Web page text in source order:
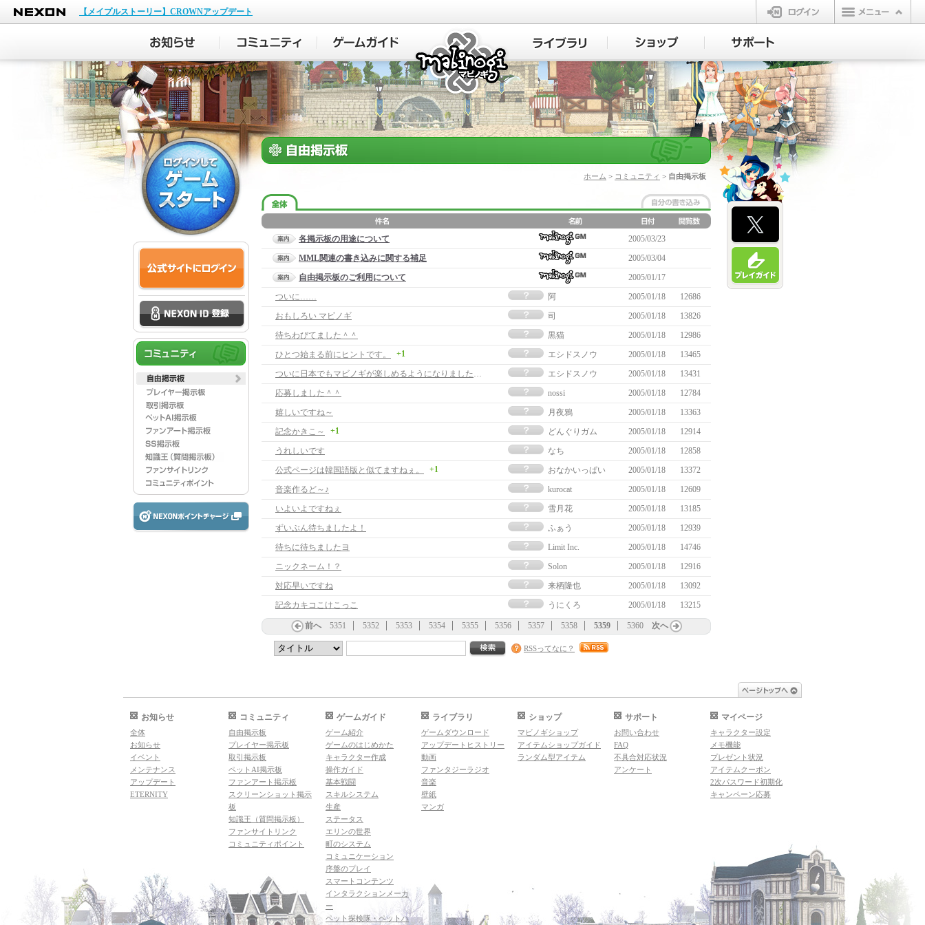
NEXON
【メイプルストーリー】CROWNアップデート
ログイン
マビノギ
ホーム > コミュニティ > 自由掲示板
各掲示板の用途について
2005/03/23
MML関連の書き込みに関する補足
2005/03/04
自由掲示板のご利用について
2005/01/17
ついに……
阿 2005/01/18
12686
おもしろい マビノギ
司 2005/01/18
13826
待ちわびてました＾＾
黒猫 2005/01/18
12986
ひとつ始まる前にヒントです。
+1 エシドスノウ 2005/01/18
13465
ついに日本でもマビノギが楽しめるようになりましたね。
エシドスノウ 2005/01/18
13431
応募しました＾＾
nossi 2005/01/18
12784
嬉しいですね～
月夜鴉 2005/01/18
13363
記念かきこ～
+1 どんぐりガム 2005/01/18
12914
うれしいです
なち 2005/01/18
12858
公式ページは韓国語版と似てますねぇ。
+1 おなかいっぱい 2005/01/18
13372
音楽作るど～♪
kurocat 2005/01/18
12609
いよいよですねぇ
雪月花 2005/01/18
13185
ずいぶん待ちましたよ！
ふぁう 2005/01/18
12939
待ちに待ちましたヨ
Limit Inc. 2005/01/18
14746
ニックネーム！？
Solon 2005/01/18
12916
対応早いですね
来栖隆也 2005/01/18
13092
記念カキコこけこっこ
うにくろ 2005/01/18 13215
前へ 5351 5352 5353 5354 5355 5356 5357 5358 5359 5360 次へ
RSSってなに？
お知らせ
全体
お知らせ
イベント
メンテナンス
アップデート
ETERNITY
コミュニティ
自由掲示板
プレイヤー掲示板
取引掲示板
ペットAI掲示板
ファンアート掲示板
スクリーンショット掲示
板
知識王（質問掲示板）
ファンサイトリンク
コミュニティポイント
ゲームガイド
ゲーム紹介
ゲームのはじめかた
キャラクター作成
操作ガイド
基本戦闘
スキルシステム
生産
ステータス
エリンの世界
町のシステム
コミュニケーション
序盤のプレイ
スマートコンテンツ
インタラクションメーカ
ー
ペット探検隊・ペットハ
ライブラリ
ゲームダウンロード
アップデートヒストリー
動画
ファンタジーラジオ
音楽
壁紙
マンガ
ショップ
マビノギショップ
アイテムショップガイド
ランダム型アイテム
サポート
お問い合わせ
FAQ
不具合対応状況
アンケート
マイページ
キャラクター設定
メモ機能
プレゼント状況
アイテムクーポン
2次パスワード初期化
キャンペーン応募